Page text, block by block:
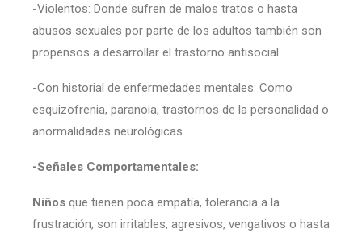
-Violentos: Donde sufren de malos tratos o hasta
abusos sexuales por parte de los adultos también son
propensos a desarrollar el trastorno antisocial.
-Con historial de enfermedades mentales: Como
esquizofrenia, paranoia, trastornos de la personalidad o
anormalidades neurológicas
-Señales Comportamentales:
Niños que tienen poca empatía, tolerancia a la
frustración, son irritables, agresivos, vengativos o hasta